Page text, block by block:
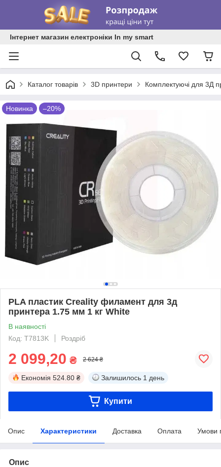
Інтернет магазин електроніки In my smart
Каталог товарів 3D принтери Комплектуючі для 3Д
Новинка –20%
PLA пластик Creality филамент для 3д
принтера 1.75 мм 1 кг White
В наявності
Код: T7813K
Роздріб
2 099,20 ₴ 2 624 ₴
Економія 524.80 ₴ Залишилось 1 день
Купити
Опис Характеристики Доставка Оплата Умови
Опис